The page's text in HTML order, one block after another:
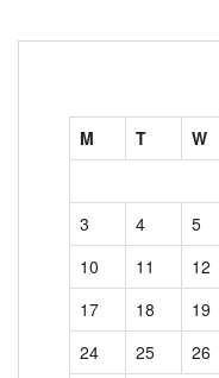
M
T W
3
4 5
10
11 12
17
18 19
24
25 26